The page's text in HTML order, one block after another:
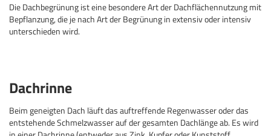
Die Dachbegrünung ist eine besondere Art der Dachflächennutzung mit
Bepflanzung, die je nach Art der Begrünung in extensiv oder intensiv
unterschieden wird.
Dachrinne
Beim geneigten Dach läuft das auftreffende Regenwasser oder das
entstehende Schmelzwasser auf der gesamten Dachlänge ab. Es wird